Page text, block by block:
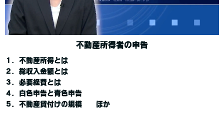
不動産所得者の申告
１．不動産所得とは
２．総収入金額とは
３．必要経費とは
４．白色申告と青色申告
５．不動産貸付けの規模 ほか